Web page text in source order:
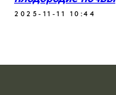
2025-11-11 10:44